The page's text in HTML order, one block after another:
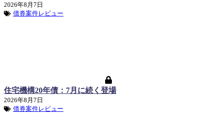
2026年8月7日
債券案件レビュー
住宅機構20年債：7月に続く登場
2026年8月7日
債券案件レビュー